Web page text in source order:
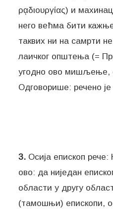
ρᾳδιουργίας) и
него већма бити
таквих ни на самрти
лаичког општења (=
угодно ово мишљење,
Одговорише: речено
3. Осија епископ
ово: да ниједан
области у другу
(тамошњи) епископи,